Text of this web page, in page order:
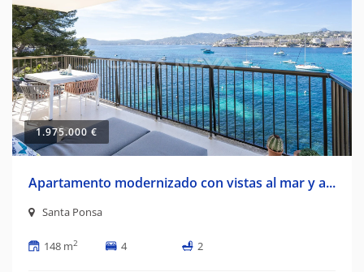
1.975.000 €
Apartamento modernizado con vistas al mar y a...
Santa Ponsa
148 m2 4 2